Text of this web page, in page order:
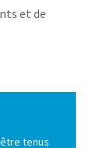
et de
tenus